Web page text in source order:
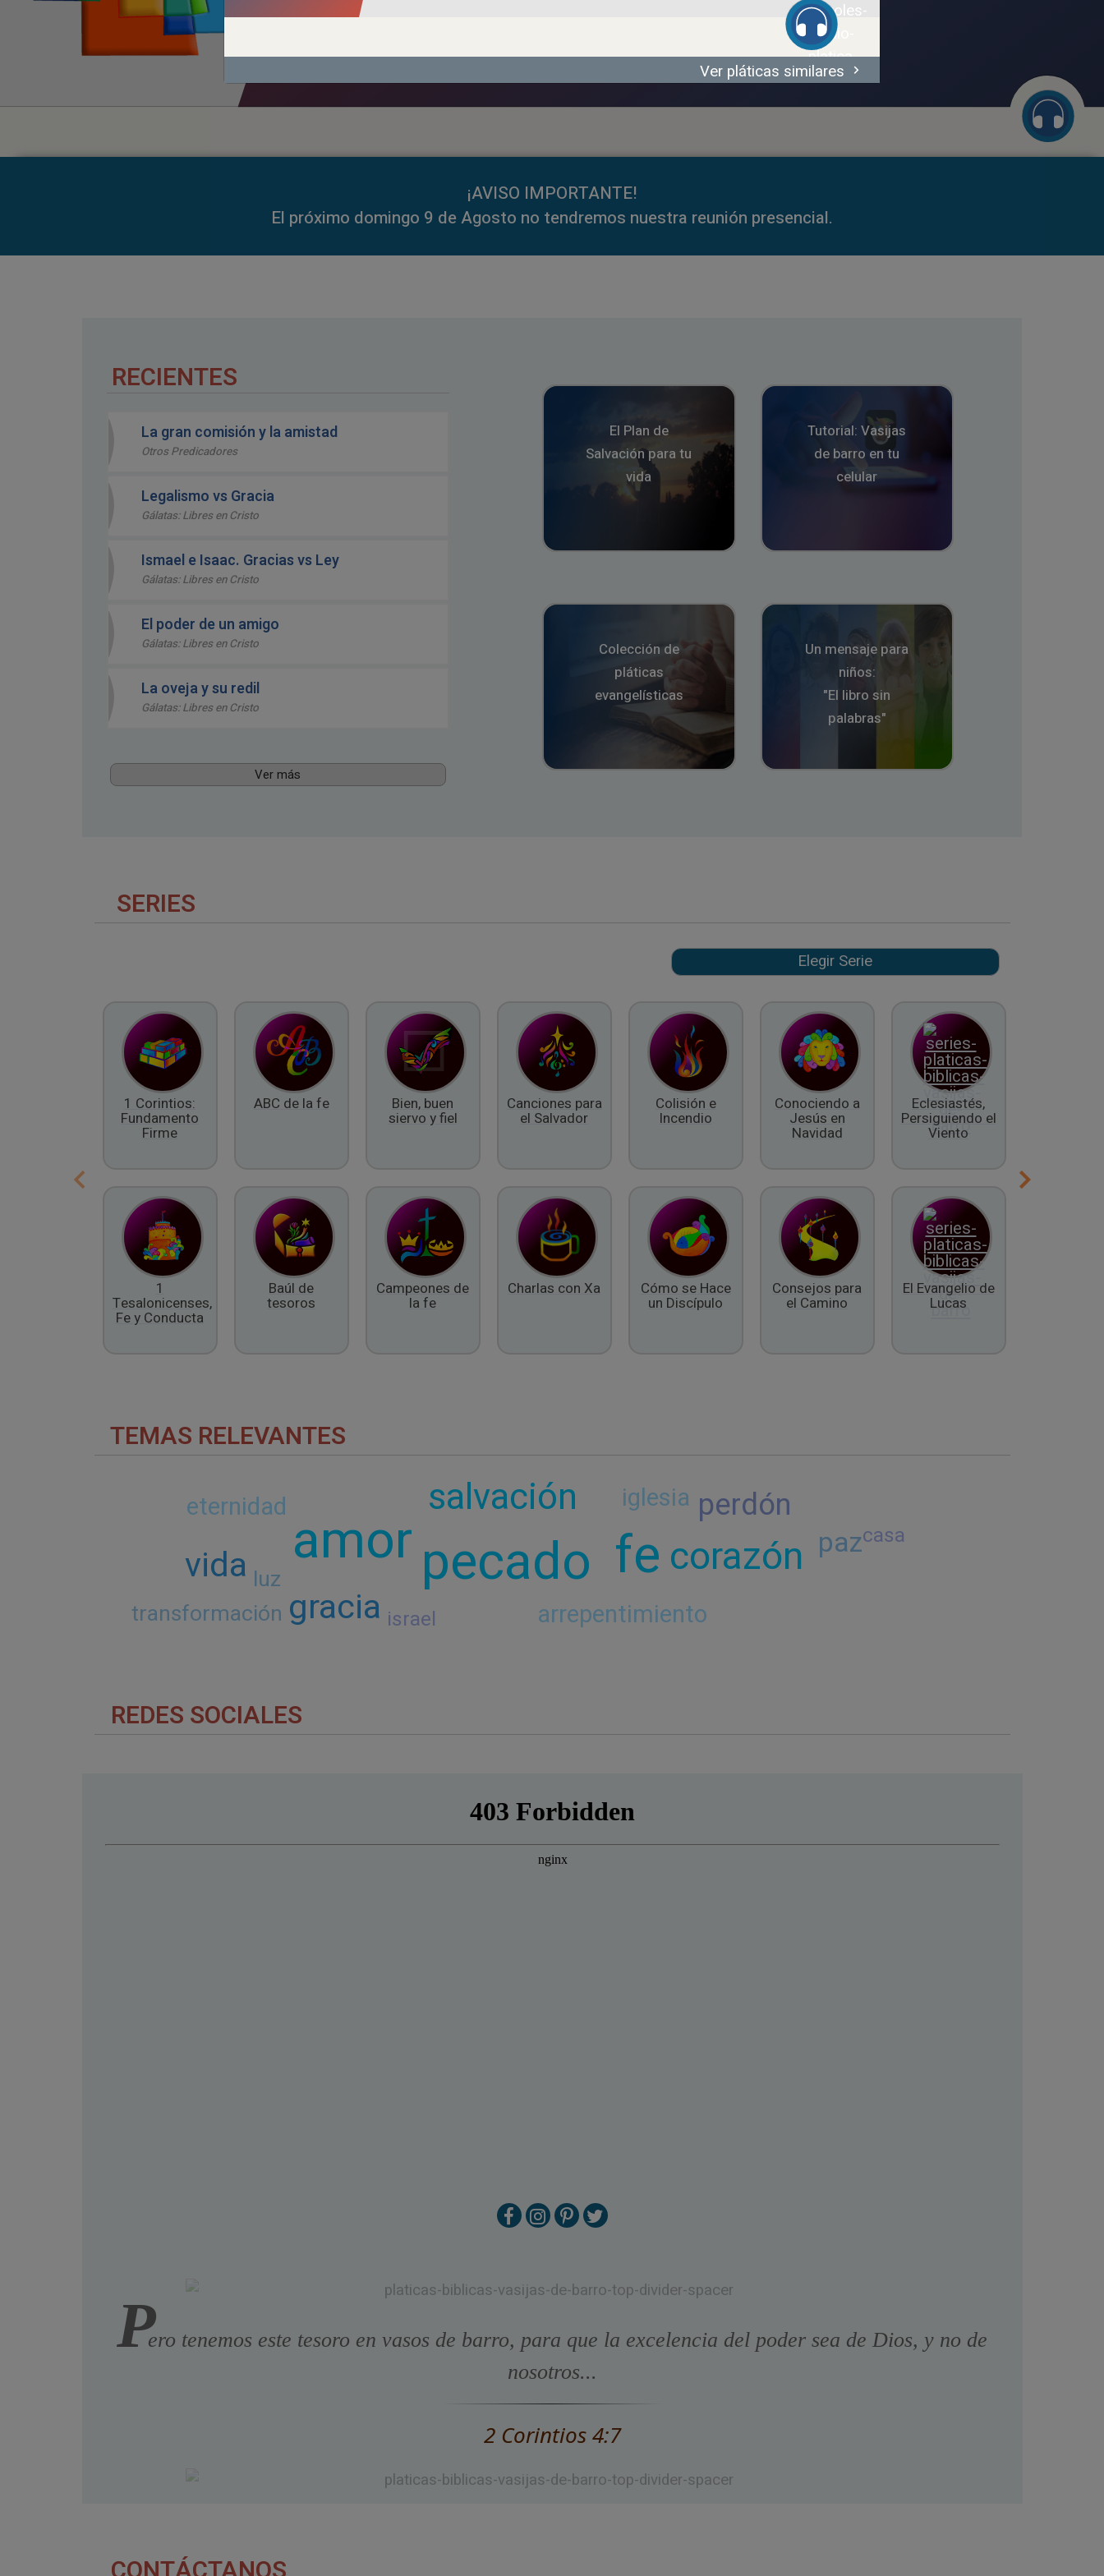
¡AVISO IMPORTANTE!
El próximo domingo 9 de Agosto no tendremos nuestra reunión presencial.
RECIENTES
La gran comisión y la amistad
Otros Predicadores
Legalismo vs Gracia
Gálatas: Libres en Cristo
Ismael e Isaac. Gracias vs Ley
Gálatas: Libres en Cristo
El poder de un amigo
Gálatas: Libres en Cristo
La oveja y su redil
Gálatas: Libres en Cristo
Ver más
El Plan de
Salvación para tu
vida
Tutorial: Vasijas
de barro en tu
celular
Colección de
pláticas
evangelísticas
Un mensaje para
niños:
"El libro sin
palabras"
SERIES
1 Corintios:
Fundamento
Firme
1
Tesalonicenses,
Fe y Conducta
ABC de la fe
Baúl de
tesoros
Bien, buen
siervo y fiel
Campeones de
la fe
Canciones para
el Salvador
Charlas con Xa
Colisión e
Incendio
Cómo se Hace
un Discípulo
Conociendo a
Jesús en
Navidad
Consejos para
el Camino
Eclesiastés,
Persiguiendo el
Viento
El Evangelio de
Lucas
TEMAS RELEVANTES
pecado
amor fe corazón
salvación
vida
gracia
perdón
paz
iglesia
eternidad
arrepentimiento
transformación
luz
israel
casa
REDES SOCIALES
Pero tenemos este tesoro en vasos de barro, para que la excelencia del poder sea de Dios, y no de
nosotros...
2 Corintios 4:7
00:00 44:38
Ver pláticas similares